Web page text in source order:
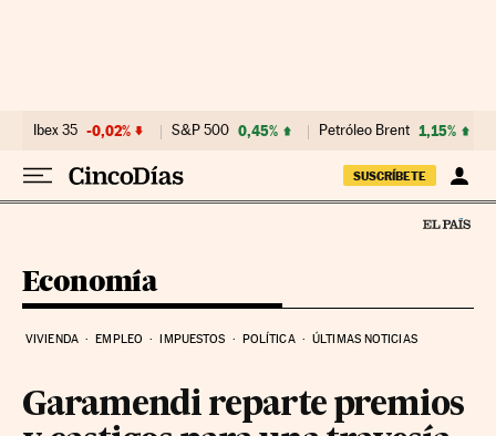
Ibex 35 -0,02% S&P 500 0,45% Petróleo Brent 1,15%
SUSCRÍBETE
Economía
VIVIENDA EMPLEO IMPUESTOS POLÍTICA ÚLTIMAS NOTICIAS
Garamendi reparte premios